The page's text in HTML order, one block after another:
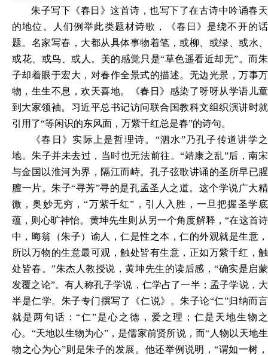
朱子写下《春日》这首诗，也写下了在古诗中吟诵春天
的地位。人们例举此类题材诗歌，《春日》是绕不开的话
题。名家写春，大都从具体事物着笔，或柳、 或绿、或水
或花
或鸟 、或人。美的感觉只是“草色遥看近却无”。而朱
子却着眼于宏大，对春作全景式的描述。无边光景，万事万
物，生生不息，欢天喜地。《春日》感染了呀呀从学语儿童
到大家领袖。习近平总书记访问联合国教科文组织演讲时就
引用了“等闲识的东风面，万紫千红总是春”的诗句。
《春日》实际上是哲理诗。 “泗水”乃孔子传道讲学之
地。朱子并未去过，当时也无法前往。“靖康之乱”后 ，南宋
与金国以淮河为界，隔江而峙。孔子弦歌讲诵的圣所早已腥
膻一片。朱子“寻芳”寻的是孔孟圣人之道。这个学说广大精
微，奥妙无穷，“万紫千红”，引人入胜，一旦把握圣学底
蕴，则心旷神怡。黄坤先生则从另一个角度解释，“在这首诗
中，晦翁（朱子）谕人，仁是性之本，仁的外观就是生意，
所以万物的生意最可观，触处皆有生意，正如万紫千红，触
处皆春。”朱杰人教授说，黄坤先生的读后感，“确实是启蒙
发覆之论”。有人称孔子学说，仁学占了一半；孟子学说，大
半是仁学。朱子专门撰写了
《仁说》 。朱子论“仁”归纳而言
就是两句话：“仁”是心之德，爱之理；仁是天地生物之
心。“天地以生物为心”，是儒家前贤所说，而“人物 以 天地生
物之心为心”则是朱子的发展。他还举例说明，“谓如一树，